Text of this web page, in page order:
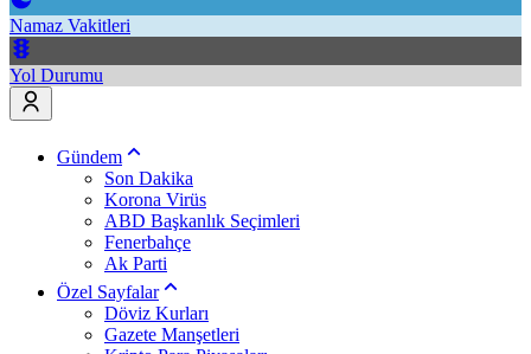
Namaz Vakitleri
Yol Durumu
Gündem
Son Dakika
Korona Virüs
ABD Başkanlık Seçimleri
Fenerbahçe
Ak Parti
Özel Sayfalar
Döviz Kurları
Gazete Manşetleri